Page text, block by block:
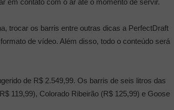
em contato com o ar até o momento de servir.
trocar os barris entre outras dicas a PerfectDraft
de vídeo. Além disso, todo o conteúdo será
de R$ 2.549,99. Os barris de seis litros das
119,99), Colorado Ribeirão (R$ 125,99) e Goose